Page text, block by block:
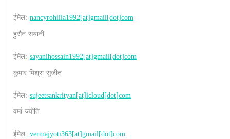
ईमेल: nancyrohilla1992[at]gmail[dot]com
हुसैन सयानी
ईमेल: sayanihossain1992[at]gmail[dot]com
कुमार मिश्रा सुजीत
ईमेल: sujeetsankrityan[at]icloud[dot]com
वर्मा ज्योति
ईमेल: vermajyoti363[at]gmail[dot]com